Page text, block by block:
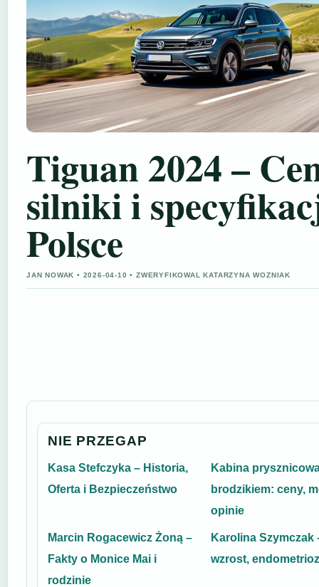
Tiguan 2024 –
silniki i
Polsce
JAN NOWAK • 2026-04-10 • ZWERYFIKOWAL KATARZYNA WOZNIAK
NIE PRZEGAP
Kasa Stefczyka – Historia,
Oferta i Bezpieczeństwo
Kabina
brodzikiem: ceny,
opinie
Marcin Rogacewicz Żoną –
Fakty o Monice Mai i
rodzinie
Karolina Szymczak
wzrost,